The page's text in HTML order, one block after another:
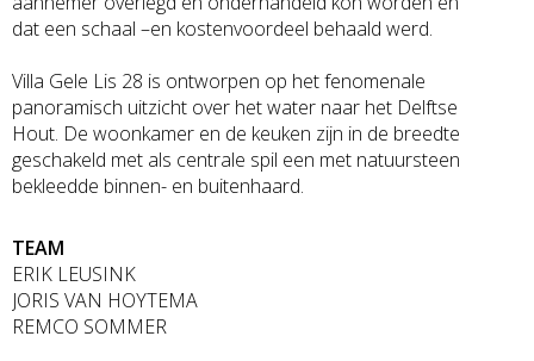
dat een schaal –en kostenvoordeel behaald werd.
Villa Gele Lis 28 is ontworpen op het fenomenale
panoramisch uitzicht over het water naar het Delftse
Hout. De woonkamer en de keuken zijn in de breedte
geschakeld met als centrale spil een met natuursteen
bekleedde binnen- en buitenhaard.
TEAM
ERIK LEUSINK
JORIS VAN HOYTEMA
REMCO SOMMER